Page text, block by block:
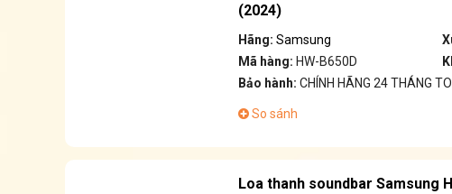
(2024)
Hãng: Samsung
Mã hàng: HW-B650D
Bảo hành: CHÍNH HÃNG 24 THÁNG
So sánh
Loa thanh soundbar Samsung